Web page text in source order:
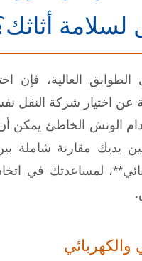
لسلامة
العالية، فإن
عن اختيار شركة النقل
الونش الخاطئ يمكن
يديك مقارنة شاملة
لمساعدتك في